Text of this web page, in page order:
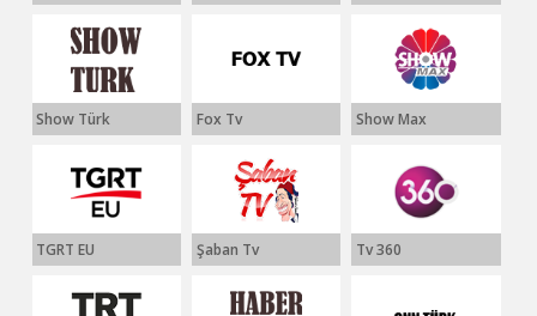
Show Türk Fox Tv Show Max
TGRT EU Şaban Tv Tv 360